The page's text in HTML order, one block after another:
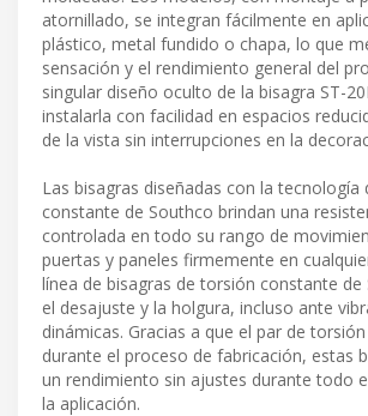
atornillado, se integran fácilmente en
plástico, metal fundido o chapa, lo que
sensación y el rendimiento general del
singular diseño oculto de la bisagra ST-
instalarla con facilidad en espacios
de la vista sin interrupciones en la
Las bisagras diseñadas con la tecnología
constante de Southco brindan una
controlada en todo su rango de
puertas y paneles firmemente en
línea de bisagras de torsión constante de
el desajuste y la holgura, incluso ante
dinámicas. Gracias a que el par de
durante el proceso de fabricación, estas
un rendimiento sin ajustes durante todo
la aplicación.